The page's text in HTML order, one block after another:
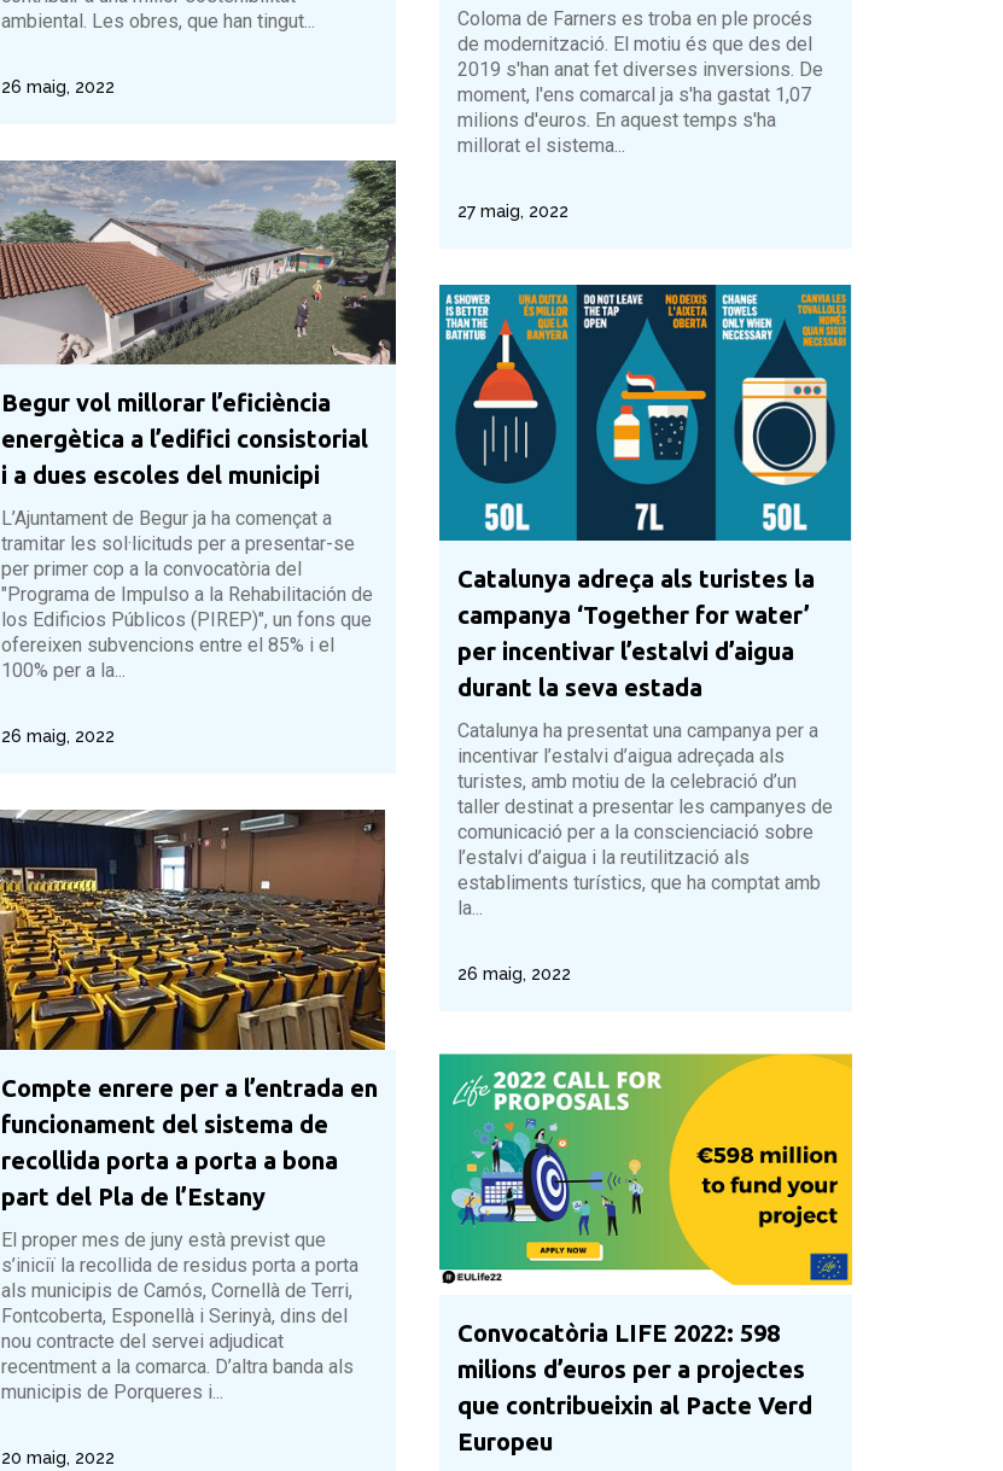
Coloma de Farners es troba en ple procés
de modernització. El motiu és que des del
2019 s'han anat fet diverses inversions. De
moment, l'ens comarcal ja s'ha gastat 1,07
milions d'euros. En aquest temps s'ha
millorat el sistema...
27 maig, 2022
ambiental. Les obres, que han tingut...
26 maig, 2022
Begur vol millorar l’eficiència
energètica a l’edifici consistorial
i a dues escoles del municipi
L’Ajuntament de Begur ja ha començat a
tramitar les sol·licituds per a presentar-se
per primer cop a la convocatòria del
"Programa de Impulso a la Rehabilitación de
los Edificios Públicos (PIREP)", un fons que
ofereixen subvencions entre el 85% i el
100% per a la...
26 maig, 2022
Catalunya adreça als turistes la
campanya ‘Together for water’
per incentivar l’estalvi d’aigua
durant la seva estada
Catalunya ha presentat una campanya per a
incentivar l’estalvi d’aigua adreçada als
turistes, amb motiu de la celebració d’un
taller destinat a presentar les campanyes de
comunicació per a la conscienciació sobre
l’estalvi d’aigua i la reutilització als
establiments turístics, que ha comptat amb
la...
26 maig, 2022
Compte enrere per a l’entrada en
funcionament del sistema de
recollida porta a porta a bona
part del Pla de l’Estany
El proper mes de juny està previst que
s’iniciï la recollida de residus porta a porta
als municipis de Camós, Cornellà de Terri,
Fontcoberta, Esponellà i Serinyà, dins del
nou contracte del servei adjudicat
recentment a la comarca. D’altra banda als
municipis de Porqueres i...
20 maig, 2022
Convocatòria LIFE 2022: 598
milions d’euros per a projectes
que contribueixin al Pacte Verd
Europeu